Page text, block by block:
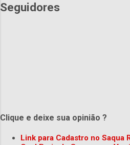
Seguidores
Clique e deixe sua opinião ?
Link para Cadastro no Saqua